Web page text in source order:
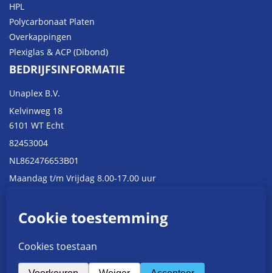
HPL
Polycarbonaat Platen
Overkappingen
Plexiglas & ACP (Dibond)
BEDRIJFSINFORMATIE
Unaplex B.V.
Kelvinweg 18
6101 WT Echt
82453004
NL862476653B01
Maandag t/m Vrijdag 8.00-17.00 uur
+31 (0)475 - 47 00 42